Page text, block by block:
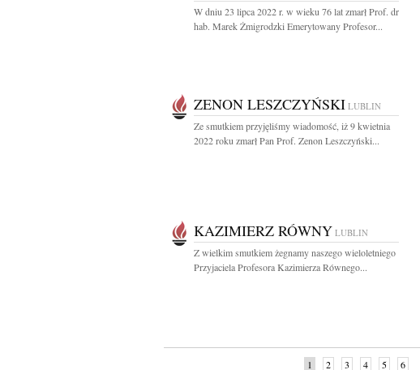
W dniu 23 lipca 2022 r. w wieku 76 lat zmarł Prof. dr
hab. Marek Żmigrodzki Emerytowany Profesor...
ZENON LESZCZYŃSKI LUBLIN
Ze smutkiem przyjęliśmy wiadomość, iż 9 kwietnia
2022 roku zmarł Pan Prof. Zenon Leszczyński...
KAZIMIERZ RÓWNY LUBLIN
Z wielkim smutkiem żegnamy naszego wieloletniego
Przyjaciela Profesora Kazimierza Równego...
1 2 3 4 5 6